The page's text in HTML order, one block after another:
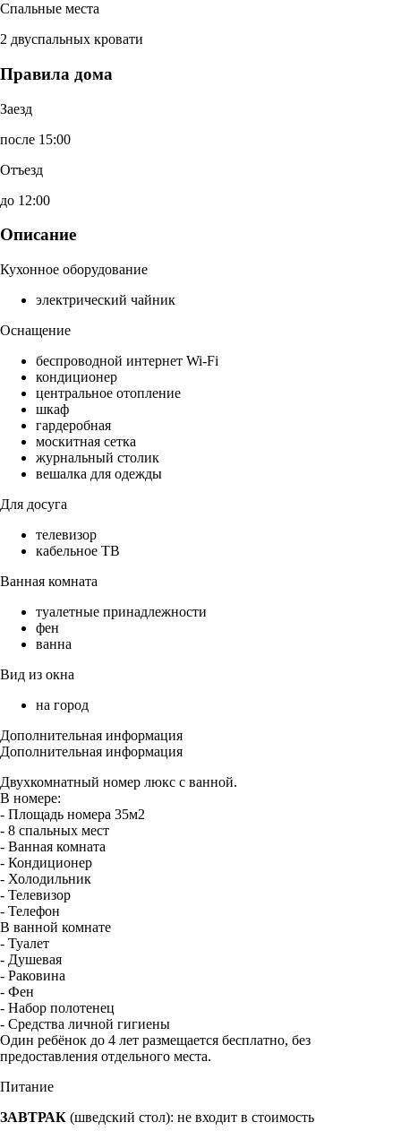
Спальные места
2 двуспальных кровати
Правила дома
Заезд
после 15:00
Отъезд
до 12:00
Описание
Кухонное оборудование
электрический чайник
Оснащение
беспроводной интернет Wi-Fi
кондиционер
центральное отопление
шкаф
гардеробная
москитная сетка
журнальный столик
вешалка для одежды
Для досуга
телевизор
кабельное ТВ
Ванная комната
туалетные принадлежности
фен
ванна
Вид из окна
на город
Дополнительная информация
Дополнительная информация
Двухкомнатный номер люкс с ванной.
В номере:
- Площадь номера 35м2
- 8 спальных мест
- Ванная комната
- Кондиционер
- Холодильник
- Телевизор
- Телефон
В ванной комнате
- Туалет
- Душевая
- Раковина
- Фен
- Набор полотенец
- Средства личной гигиены
Один ребёнок до 4 лет размещается бесплатно, без
предоставления отдельного места.
Питание
ЗАВТРАК (шведский стол): не входит в стоимость